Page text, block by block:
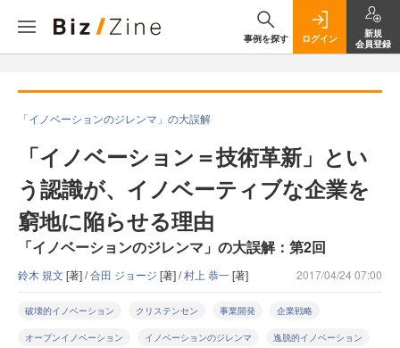
事例を探す ログイン
新規
会員登録
「イノベーションのジレンマ」の大誤解
「イノベーション＝技術革新」とい
う認識が、イノベーティブな企業を
窮地に陥らせる理由
「イノベーションのジレンマ」の大誤解：第2回
鈴木 規文 [著] /合田 ジョージ [著] /村上 恭一[著] 2017/04/24 07:00
破壊的イノベーション クリステンセン 事業開発 企業戦略
オープンイノベーション イノベーションのジレンマ 逸脱的イノベーション